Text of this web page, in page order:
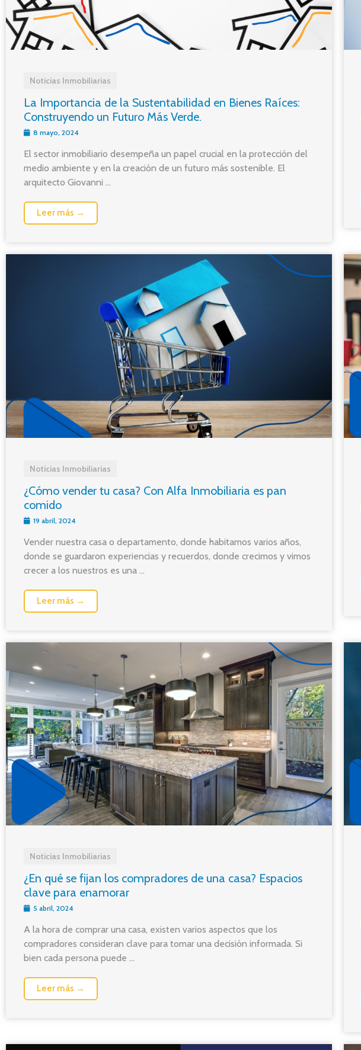
Noticias Inmobiliarias
La Importancia de la Sustentabilidad en Bienes Raíces:
Construyendo un Futuro Más Verde.
8 mayo, 2024
El sector inmobiliario desempeña un papel crucial en la protección del
medio ambiente y en la creación de un futuro más sostenible. El
arquitecto Giovanni ...
Leer más →
Noticias Inmobiliarias
¿Cómo vender tu casa? Con Alfa Inmobiliaria es pan
comido
19 abril, 2024
Vender nuestra casa o departamento, donde habitamos varios años,
donde se guardaron experiencias y recuerdos, donde crecimos y vimos
crecer a los nuestros es una ...
Leer más →
Noticias Inmobiliarias
¿En qué se fijan los compradores de una casa? Espacios
clave para enamorar
5 abril, 2024
A la hora de comprar una casa, existen varios aspectos que los
compradores consideran clave para tomar una decisión informada. Si
bien cada persona puede ...
Leer más →